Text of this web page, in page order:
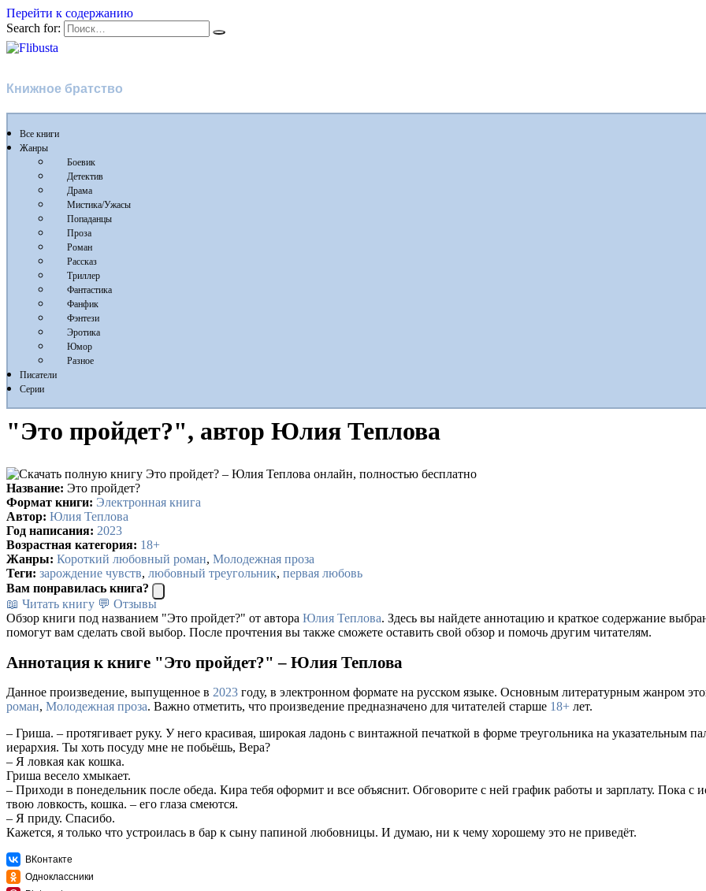
Перейти к содержанию
Search for:
Книжное братство
Все книги
Жанры
Боевик
Детектив
Драма
Мистика/Ужасы
Попаданцы
Проза
Роман
Рассказ
Триллер
Фантастика
Фанфик
Фэнтези
Эротика
Юмор
Разное
Писатели
Серии
"Это пройдет?", автор Юлия Теплова
Название: Это пройдет?
Формат книги: Электронная книга
Автор: Юлия Теплова
Год написания: 2023
Возрастная категория: 18+
Жанры: Короткий любовный роман, Молодежная проза
Теги: зарождение чувств, любовный треугольник, первая любовь
Вам понравилась книга?
📖 Читать книгу 💬 Отзывы
Обзор книги под названием "Это пройдет?" от автора Юлия Теплова. Здесь вы найдете аннотацию и краткое содержание
помогут вам сделать свой выбор. После прочтения вы также сможете оставить свой обзор и помочь другим читателям.
Аннотация к книге "Это пройдет?" – Юлия Теплова
Данное произведение, выпущенное в 2023 году, в электронном формате на русском языке. Основным литературным жанром
роман, Молодежная проза. Важно отметить, что произведение предназначено для читателей старше 18+ лет.
– Гриша. – протягивает руку. У него красивая, широкая ладонь с винтажной печаткой в форме треугольника на указательным
иерархия. Ты хоть посуду мне не побьёшь, Вера?
– Я ловкая как кошка.
Гриша весело хмыкает.
– Приходи в понедельник после обеда. Кира тебя оформит и все объяснит. Обговорите с ней график работы и зарплату. Пока
твою ловкость, кошка. – его глаза смеются.
– Я приду. Спасибо.
Кажется, я только что устроилась в бар к сыну папиной любовницы. И думаю, ни к чему хорошему это не приведёт.
ВКонтакте
Одноклассники